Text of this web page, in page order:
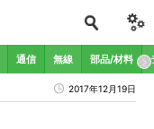
通信 無線 部品/材料
2017年12月19日